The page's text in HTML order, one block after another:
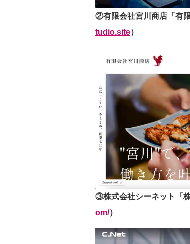
②有限会社宮川商店「有
tudio.site）
③株式会社シーネット「
om/）